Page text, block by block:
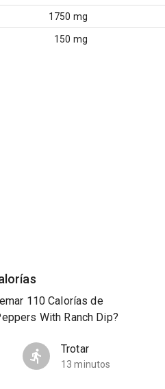
1750 mg
150 mg
110 Calorías de
With Ranch Dip?
Trotar
13 minutos